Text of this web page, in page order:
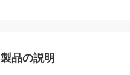
製品の説明